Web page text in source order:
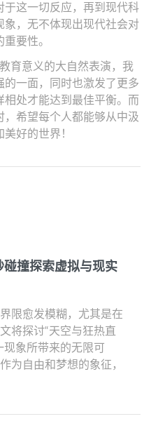
这一切反应，再到现代科
，无不体现出现代社会对
要性。
育意义的大自然表演，我
一面，同时也激发了更多
相处才能达到最佳平衡。而
希望每个人都能够从中汲
好的世界！
撞探索虚拟与现实
限愈发模糊，尤其是在
将探讨“天空与狂热直
现象所带来的无限可
为自由和梦想的象征，